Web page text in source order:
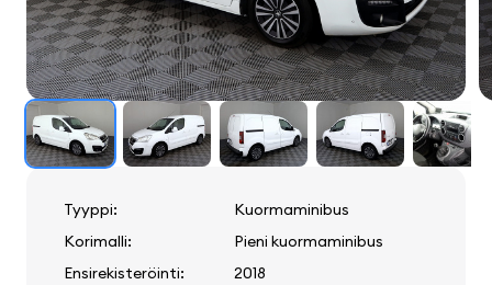
Tyyppi:
Kuormaminibus
Korimalli:
Pieni kuormaminibus
Ensirekisteröinti:
2018